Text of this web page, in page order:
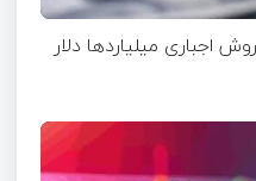
اجباری میلیاردها دلار